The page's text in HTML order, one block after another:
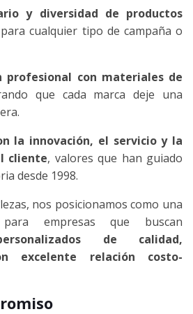
y diversidad de productos
para cualquier tipo de campaña o
profesional con materiales de
que cada marca deje una
la innovación, el servicio y la
cliente, valores que han guiado
desde 1998.
nos posicionamos como una
empresas que buscan
de calidad,
excelente relación costo-